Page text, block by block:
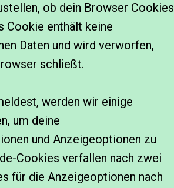
ob dein Browser Cookies
Cookie enthält keine
Daten und wird verworfen,
schließt.
werden wir einige
um deine
und Anzeigeoptionen zu
Cookies verfallen nach zwei
für die Anzeigeoptionen nach